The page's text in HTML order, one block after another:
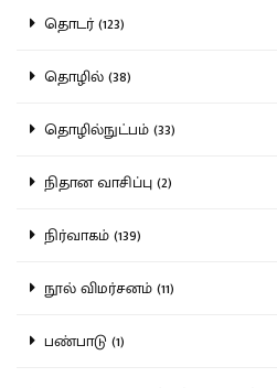
தொடர் (123)
தொழில் (38)
தொழில்நுட்பம் (33)
நிதான வாசிப்பு (2)
நிர்வாகம் (139)
நூல் விமர்சனம் (11)
பண்பாடு (1)